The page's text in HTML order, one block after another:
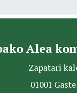
Alea
Zapatari
01001